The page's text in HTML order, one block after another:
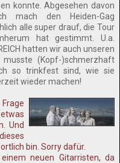
konnte. Abgesehen davon
mach den Heiden-Gag
alle super drauf, die Tour
hat gestimmt. U.a.
hatten wir auch unseren
(Kopf-)schmerzhaft
so trinkfest sind, wie sie
wieder machen!
Und
bin. Sorry dafür.
neuen Gitarristen, da